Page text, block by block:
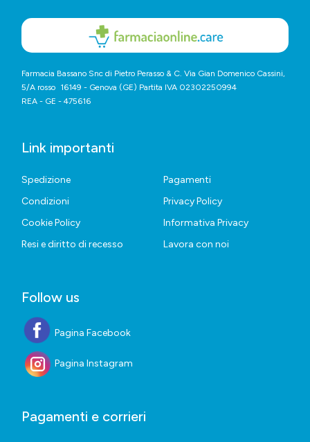
Farmacia Bassano Snc di Pietro Perasso & C. Via Gian Domenico Cassini,
5/A rosso 16149 - Genova (GE) Partita IVA 02302250994
REA - GE - 475616
Link importanti
Spedizione
Pagamenti
Condizioni
Privacy Policy
Cookie Policy
Informativa Privacy
Resi e diritto di recesso
Lavora con noi
Follow us
Pagina Facebook
Pagina Instagram
Pagamenti e corrieri